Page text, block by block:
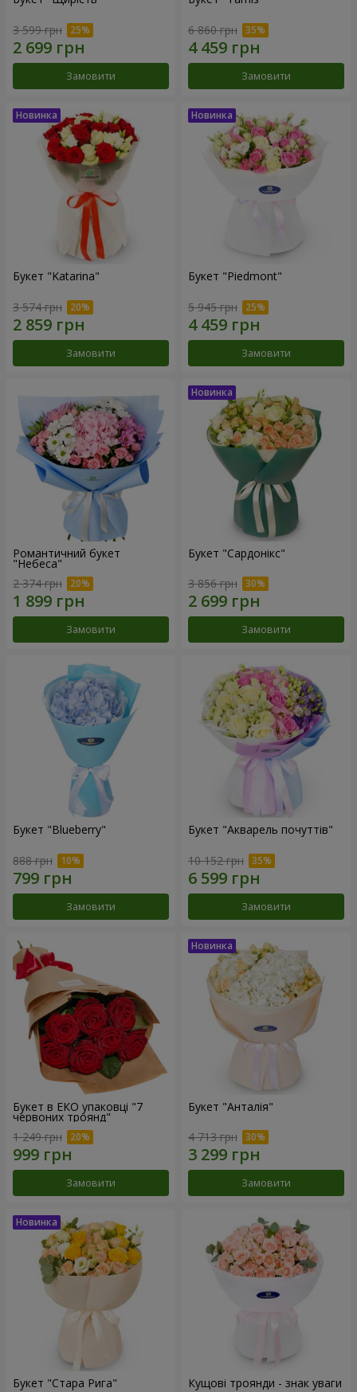
3 599 грн
Замовити
6 860 грн
Замовити
Букет "Katarina"
3 574 грн
Замовити
Букет "Piedmont"
5 945 грн
Замовити
Романтичний букет
"Небеса"
2 374 грн
Замовити
Букет "Сардонікс"
3 856 грн
Замовити
Букет "Blueberry"
888 грн
Замовити
Букет "Акварель почуттів"
10 152 грн
Замовити
Букет в ЕКО упаковці "7
червоних троянд"
1 249 грн
Замовити
Букет "Анталія"
4 713 грн
Замовити
Букет "Стара Рига" Кущові троянди - знак уваги